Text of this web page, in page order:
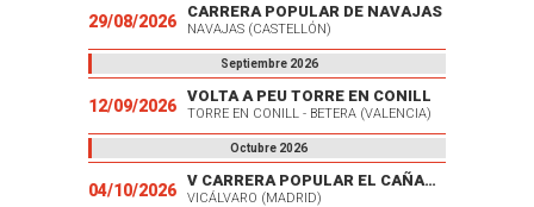
29/08/2026
CARRERA POPULAR DE NAVAJAS
NAVAJAS (CASTELLÓN)
Septiembre 2026
12/09/2026
VOLTA A PEU TORRE EN CONILL
TORRE EN CONILL - BETERA (VALENCIA)
Octubre 2026
04/10/2026
V CARRERA POPULAR EL CAÑAVERAL
VICÁLVARO (MADRID)